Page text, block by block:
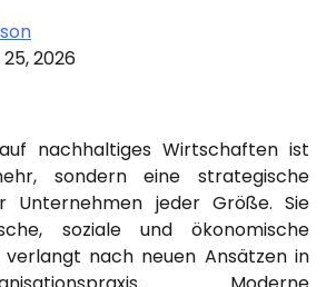
2026
nachhaltiges Wirtschaften ist
sondern eine strategische
Unternehmen jeder Größe. Sie
soziale und ökonomische
verlangt nach neuen Ansätzen in